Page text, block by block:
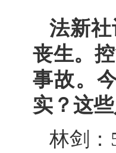
法新
丧生。
事故。
实？这
林剑：